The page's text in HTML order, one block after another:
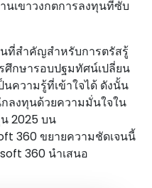
นเขาวงกตการลงทุนที่ซับ
ที่สําคัญสําหรับการตรัสรู้
ศึกษารอบปฐมทัศน์เปลี่ยน
นความรู้ที่เข้าใจได้ ดังนั้น
ลงทุนด้วยความมั่นใจใน
2025 บน
360 ขยายความชัดเจนนี้
360 นําเสนอ